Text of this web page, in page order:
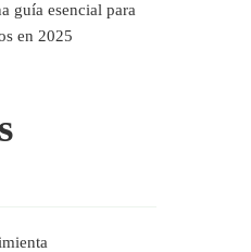
guía esencial para
en 2025